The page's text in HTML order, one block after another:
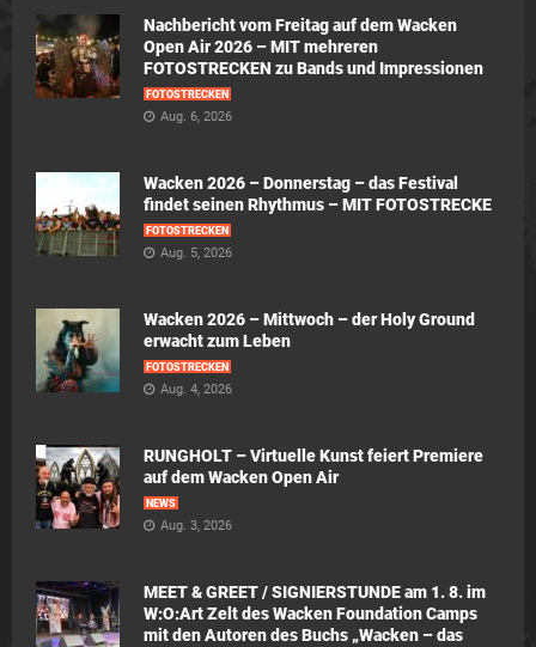
Nachbericht vom Freitag auf dem Wacken
Open Air 2026 – MIT mehreren
FOTOSTRECKEN zu Bands und Impressionen
FOTOSTRECKEN
Aug. 6, 2026
Wacken 2026 – Donnerstag – das Festival
findet seinen Rhythmus – MIT FOTOSTRECKE
FOTOSTRECKEN
Aug. 5, 2026
Wacken 2026 – Mittwoch – der Holy Ground
erwacht zum Leben
FOTOSTRECKEN
Aug. 4, 2026
RUNGHOLT – Virtuelle Kunst feiert Premiere
auf dem Wacken Open Air
NEWS
Aug. 3, 2026
MEET & GREET / SIGNIERSTUNDE am 1. 8. im
W:O:Art Zelt des Wacken Foundation Camps
mit den Autoren des Buchs „Wacken – das